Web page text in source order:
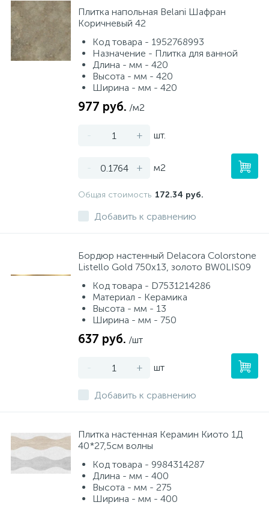
Плитка напольная Belani Шафран
Коричневый 42
Код товара - 1952768993
Назначение - Плитка для ванной
Длина - мм - 420
Высота - мм - 420
Ширина - мм - 420
977 руб. /м2
- + шт.
- + м2
Общая стоимость 172.34 руб.
Добавить к сравнению
Бордюр настенный Delacora Colorstone
Listello Gold 750x13, золото BW0LIS09
Код товара - D7531214286
Материал - Керамика
Высота - мм - 13
Ширина - мм - 750
637 руб. /шт
- + шт
Добавить к сравнению
Плитка настенная Керамин Киото 1Д
40*27,5см волны
Код товара - 9984314287
Длина - мм - 400
Высота - мм - 275
Ширина - мм - 400